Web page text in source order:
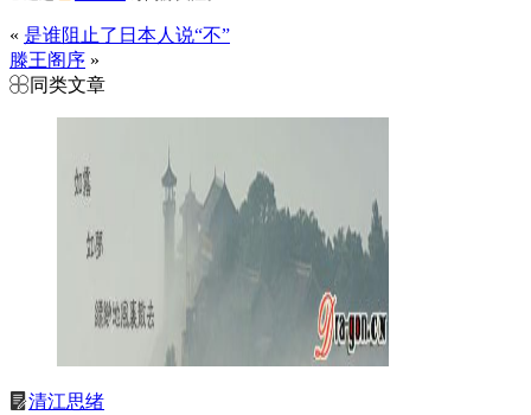
« 是谁阻止了日本人说“不”
滕王阁序 »
同类文章
清江思绪